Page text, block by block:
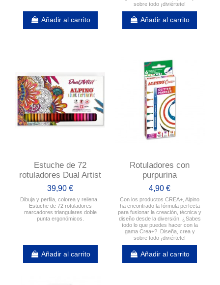
Añadir al carrito
sobre todo ¡diviértete!
Añadir al carrito
Estuche de 72
rotuladores Dual Artist
39,90 €
Dibuja y perfila, colorea y rellena.
Estuche de 72 rotuladores
marcadores triangulares doble
punta ergonómicos.
Añadir al carrito
Rotuladores con
purpurina
4,90 €
Con los productos CREA+, Alpino
ha encontrado la fórmula perfecta
para fusionar la creación, técnica y
diseño desde la diversión. ¿Sabes
todo lo que puedes hacer con la
gama Crea+? Diseña, crea y
sobre todo ¡diviértete!
Añadir al carrito